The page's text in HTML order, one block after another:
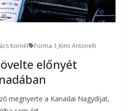
Kornél Forma-1 ,Kimi Antonelli
előnyét
megnyerte a Kanadai Nagydíjat,